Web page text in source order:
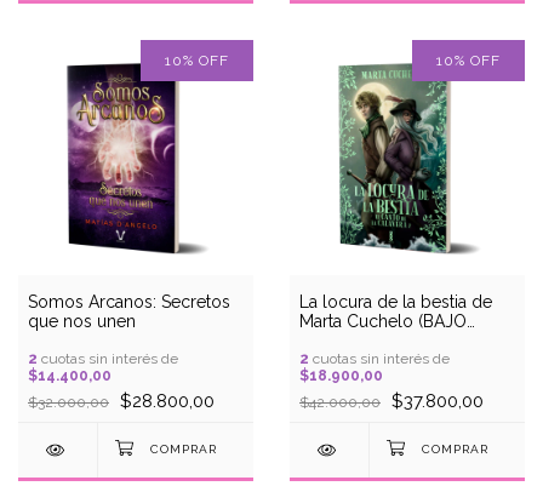
10% OFF
Somos Arcanos: Secretos
que nos unen
2 cuotas sin interés de
$14.400,00
$32.000,00
$28.800,00
10% OFF
La locura de la bestia de
Marta Cuchelo (BAJO
2 cuotas sin interés de
$18.900,00
$42.000,00
$37.800,00